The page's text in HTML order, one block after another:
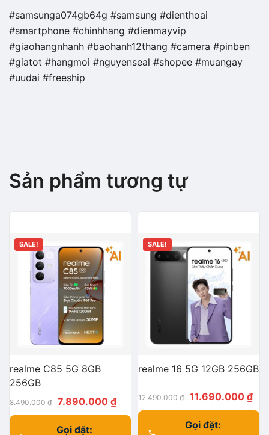
#samsunga074gb64g #samsung #dienthoai
#smartphone #chinhhang #dienmayvip
#giaohangnhanh #baohanh12thang #camera #pinben
#giatot #hangmoi #nguyenseal #shopee #muangay
#uudai #freeship
Sản phẩm tương tự
SALE!
realme C85 5G 8GB
256GB
8.490.000₫
Giá
gốc
là:
7.890.000 ₫Giá
hiện
Gọi đặt:
SALE!
realme 16 5G 12GB 256GB
12.490.000₫
Giá
gốc
là:
11.690.000 ₫Giá
Gọi đặt: